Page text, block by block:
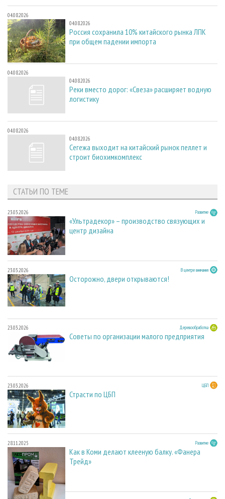
04.08.2026
04.08.2026
Россия сохранила 10% китайского рынка ЛПК
при общем падении импорта
04.08.2026
04.08.2026
Реки вместо дорог: «Свеза» расширяет водную
логистику
04.08.2026
04.08.2026
Сегежа выходит на китайский рынок пеллет и
строит биохимкомплекс
СТАТЬИ ПО ТЕМЕ
23.03.2026 Развитие
«Ультрадекор» – производство связующих и
центр дизайна
23.03.2026 В центре внимания
Осторожно, двери открываются!
23.03.2026 Деревообработка
Советы по организации малого предприятия
23.03.2026 ЦБП
Страсти по ЦБП
28.11.2025 Развитие
Как в Коми делают клееную балку. «Фанера
Трейд»